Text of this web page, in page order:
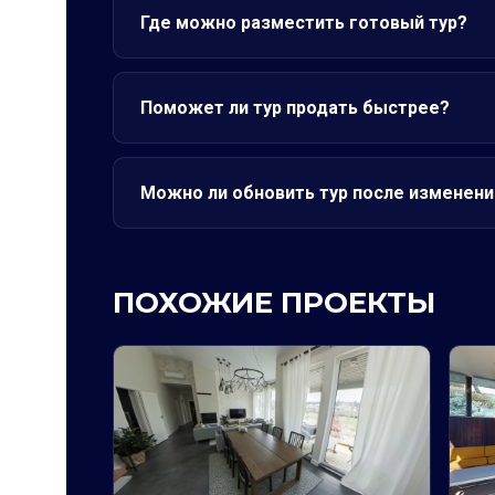
Где можно разместить готовый тур?
Поможет ли тур продать быстрее?
Можно ли обновить тур после
ПОХОЖИЕ ПРОЕКТЫ